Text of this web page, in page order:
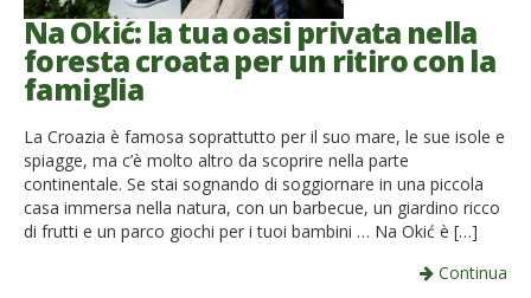
English
Spanish
French
Italiano
Na Okić: la tua oasi privata nella
foresta croata per un ritiro con la
famiglia
La Croazia è famosa soprattutto per il suo mare, le sue isole e
spiagge, ma c’è molto altro da scoprire nella parte
continentale. Se stai sognando di soggiornare in una piccola
casa immersa nella natura, con un barbecue, un giardino ricco
di frutti e un parco giochi per i tuoi bambini … Na Okić è […]
Continua